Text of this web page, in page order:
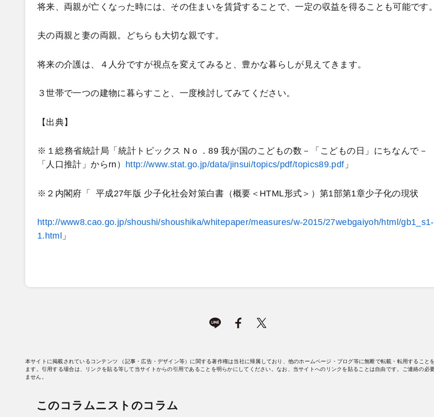
将来、両親が亡くなった時には、その住まいを賃貸することで、一定の収益を得ることも可能です
夫の両親と妻の両親。どちらも大切な親です。
将来の介護は、４人分ですが視点を変えてみると、豊かな暮らしが見えてきます。
３世帯で一つの建物に暮らすこと、一度検討してみてください。
【出典】
※１総務省統計局「統計トピックス Nｏ．89 我が国のこどもの数－「こどもの日」にちなんで－
「人口推計」からrn）
http://www.stat.go.jp/data/jinsui/topics/pdf/topics89.pdf 」
※２内閣府「 平成27年版 少子化社会対策白書（概要＜HTML形式＞）第1部第1章少子化の現状
http://www8.cao.go.jp/shoushi/shoushika/whitepaper/measures/w-2015/27webgaiyoh/html/gb1_s1-
1.html 」
本サイトに掲載されているコンテンツ （記事・広告・デザイン等）に関する著作権は当社に帰属しており、他のホームページ・ブログ等に無断で転載・転用すること
ます。引用する場合は、リンクを貼る等して当サイトからの引用であることを明らかにしてください。なお、当サイトへのリンクを貼ることは自由です。ご連絡の必
ません。
このコラムニストのコラム